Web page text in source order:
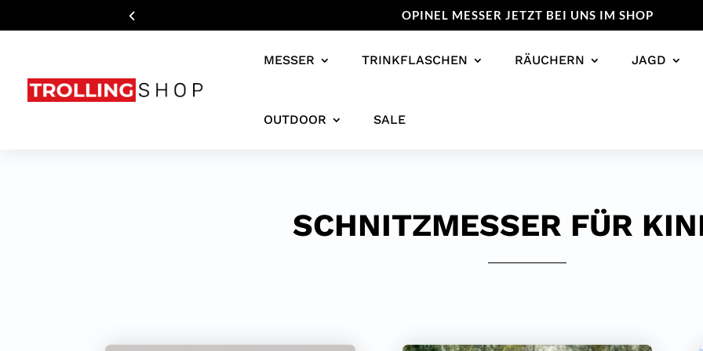
OPINEL MESSER JETZT BEI UNS IM SHOP
MESSER TRINKFLASCHEN RÄUCHERN JAGD
OUTDOOR SALE
SCHNITZMESSER FÜR